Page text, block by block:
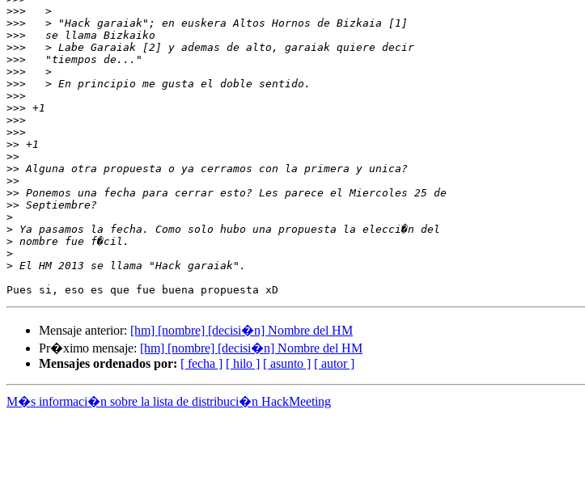
>>>
>>>
>>>
>>>
>>>
>>>
>>>
>>>
>>>
>>>
>>>
>>
>>
>>
>>
>>
>>
>
>
>
>
>
Mensaje anterior: [hm] [nombre] [decisi�n] Nombre del HM
Pr�ximo mensaje: [hm] [nombre] [decisi�n] Nombre del HM
Mensajes ordenados por: [ fecha ] [ hilo ] [ asunto ] [ autor ]
M�s informaci�n sobre la lista de distribuci�n HackMeeting